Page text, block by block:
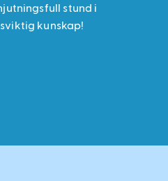
stund i
kunskap!